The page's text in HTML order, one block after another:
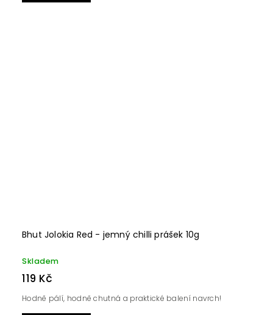
Bhut Jolokia Red - jemný chilli prášek 10g
Skladem
119 Kč
Hodně pálí, hodně chutná a praktické balení navrch!